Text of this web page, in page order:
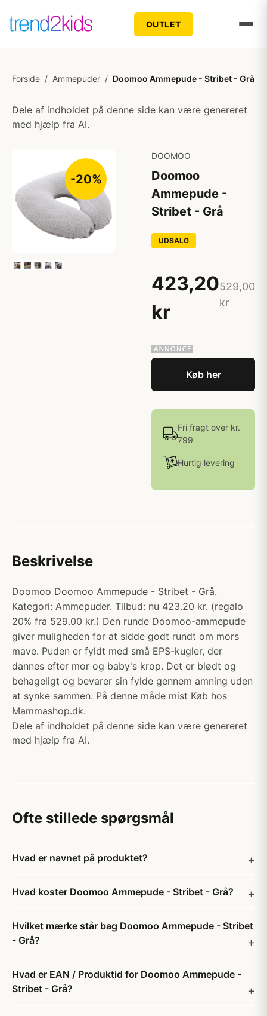
OUTLET
Forside / Ammepuder / Doomoo Ammepude - Stribet - Grå
Dele af indholdet på denne side kan være genereret
med hjælp fra AI.
-20%
DOOMOO
Doomoo
Ammepude -
Stribet - Grå
UDSALG
423,20
kr
529,00
kr
Køb her
Fri fragt over kr.
799
Hurtig levering
Beskrivelse
Doomoo Doomoo Ammepude - Stribet - Grå.
Kategori: Ammepuder. Tilbud: nu 423.20 kr. (regalo
20% fra 529.00 kr.) Den runde Doomoo-ammepude
giver muligheden for at sidde godt rundt om mors
mave. Puden er fyldt med små EPS-kugler, der
dannes efter mor og baby's krop. Det er blødt og
behageligt og bevarer sin fylde gennem amning uden
at synke sammen. På denne måde mist Køb hos
Mammashop.dk.
Dele af indholdet på denne side kan være genereret
med hjælp fra AI.
Ofte stillede spørgsmål
Hvad er navnet på produktet?
Hvad koster Doomoo Ammepude - Stribet - Grå?
Hvilket mærke står bag Doomoo Ammepude - Stribet
- Grå?
Hvad er EAN / Produktid for Doomoo Ammepude -
Stribet - Grå?